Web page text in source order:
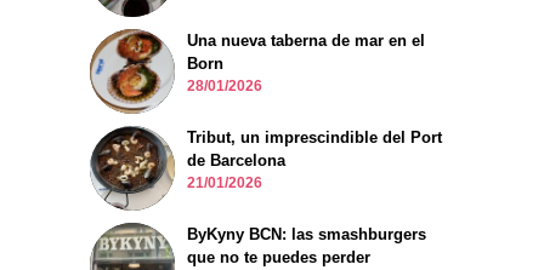
Una nueva taberna de mar en el
Born
28/01/2026
Tribut, un imprescindible del Port
de Barcelona
21/01/2026
ByKyny BCN: las smashburgers
que no te puedes perder